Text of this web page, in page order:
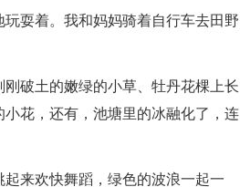
耍着。我和妈妈骑着自行车去田野
破土的嫩绿的小草、牡丹花棵上长
花，还有，池塘里的冰融化了，连
来欢快舞蹈，绿色的波浪一起一